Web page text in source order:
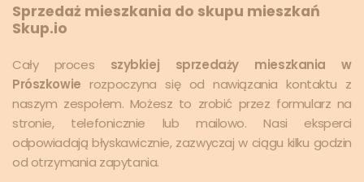
Sprzedaż mieszkania do skupu mieszkań
Skup.io
Cały proces szybkiej sprzedaży mieszkania w
Prószkowie rozpoczyna się od nawiązania kontaktu z
naszym zespołem. Możesz to zrobić przez formularz na
stronie, telefonicznie lub mailowo. Nasi eksperci
odpowiadają błyskawicznie, zazwyczaj w ciągu kilku godzin
od otrzymania zapytania.